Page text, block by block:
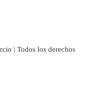
| Todos los derechos